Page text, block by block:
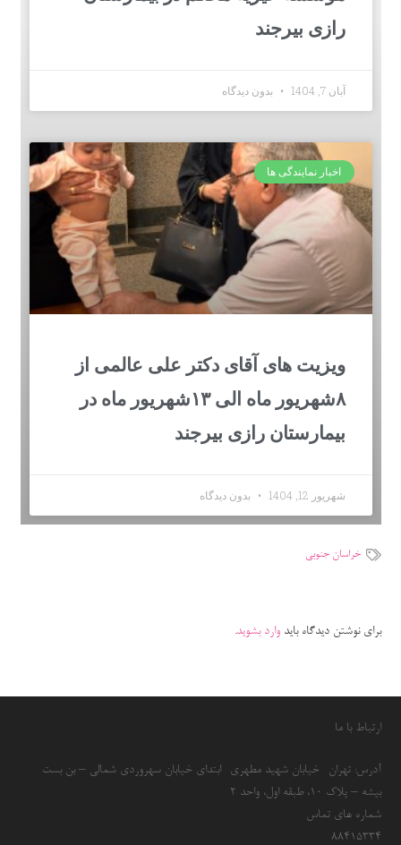
رازی بیرجند
آبان 7, 1404 بدون دیدگاه
اخبار نمایندگی ها
ویزیت های آقای دکتر علی عالمی از
۸شهریور ماه الی ۱۳شهریور ماه در
بیمارستان رازی بیرجند
شهریور 12, 1404 بدون دیدگاه
خراسان جنوبی
برای نوشتن دیدگاه بایدوارد بشوید.
ارتباط با ما
آدرس: تهران- خیابان شهید مطهری- ابتدای خیابان سهروردی شمالی – بن بست
بیشه – پلاک 10، طبقه اول، واحد 2
شماره های تماس
۸۸۴۱۵۳۳۴